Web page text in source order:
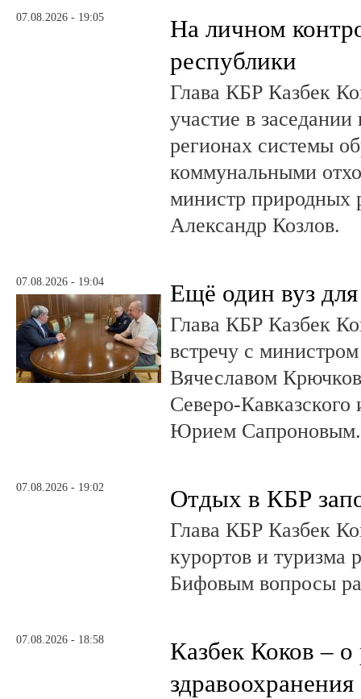
07.08.2026 - 19:05
На личном
республики
Глава КБР Казбек
участие в
регионах системы
коммунальными
министр природных
Александр Козлов.
07.08.2026 - 19:04 Ещё один вуз
Глава КБР Казбек
встречу с
Вячеславом
Северо-
Юрием
07.08.2026 - 19:02 Отдых в КБР
Глава КБР Казбек
курортов и туризма
Бифовым вопросы
07.08.2026 - 18:58
Казбек Коков – о